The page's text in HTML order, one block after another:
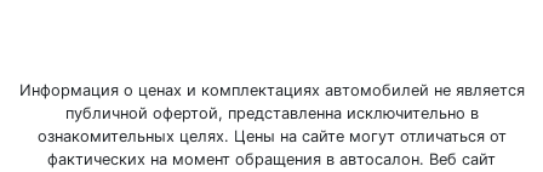
Информация о ценах и комплектациях автомобилей не является
публичной офертой, представленна исключительно в
ознакомительных целях. Цены на сайте могут отличаться от
фактических на момент обращения в автосалон. Веб сайт